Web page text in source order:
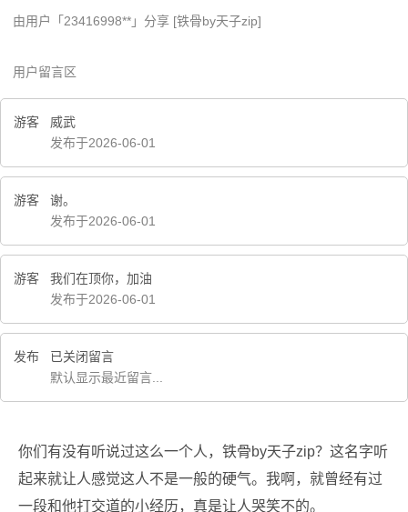
由用户「23416998**」分享 [铁骨by天子zip]
用户留言区
游客
威武
发布于2026-06-01
游客
谢。
发布于2026-06-01
游客
我们在顶你，加油
发布于2026-06-01
发布
已关闭留言
默认显示最近留言...
你们有没有听说过这么一个人，铁骨by天子zip？这名字听
起来就让人感觉这人不是一般的硬气。我啊，就曾经有过
一段和他打交道的小经历，真是让人哭笑不的。